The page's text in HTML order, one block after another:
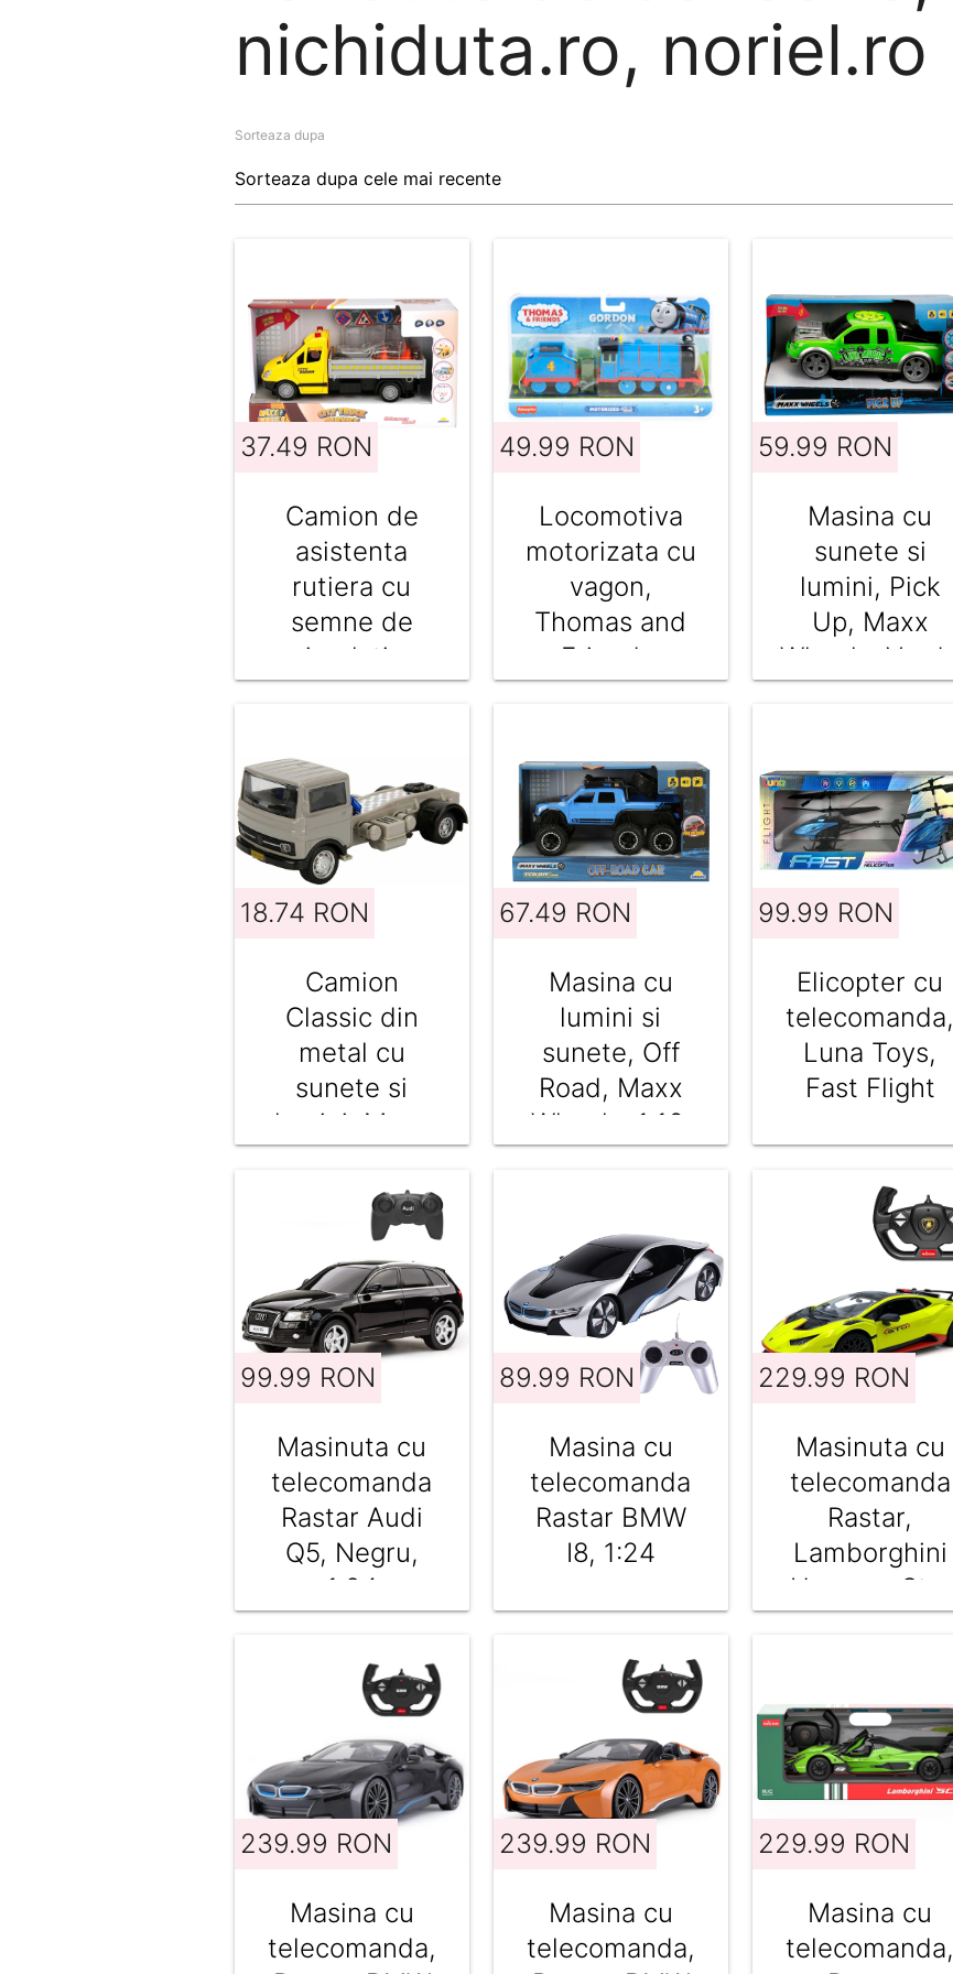
nichiduta.ro, noriel.ro
Sorteaza dupa
37.49 RON
Camion de
asistenta
rutiera cu
semne de
circulatie,
Maxx Wheels,
49.99 RON
Locomotiva
motorizata cu
vagon,
Thomas and
Friends,
Gordon,
59.99 RON
Masina cu
sunete si
lumini, Pick
Up, Maxx
Wheels, Verde
18.74 RON
Camion
Classic din
metal cu
sunete si
lumini, Maxx
67.49 RON
Masina cu
lumini si
sunete, Off
Road, Maxx
Wheels, 1:16,
99.99 RON
Elicopter cu
telecomanda,
Luna Toys,
Fast Flight
99.99 RON
Masinuta cu
telecomanda
Rastar Audi
Q5, Negru,
1:24
89.99 RON
Masina cu
telecomanda
Rastar BMW
I8, 1:24
229.99 RON
Masinuta cu
telecomanda
Rastar,
Lamborghini
Huracan Sto,
1:14, Verde
239.99 RON
Masina cu
telecomanda,
239.99 RON
Masina cu
telecomanda,
229.99 RON
Masina cu
telecomanda,